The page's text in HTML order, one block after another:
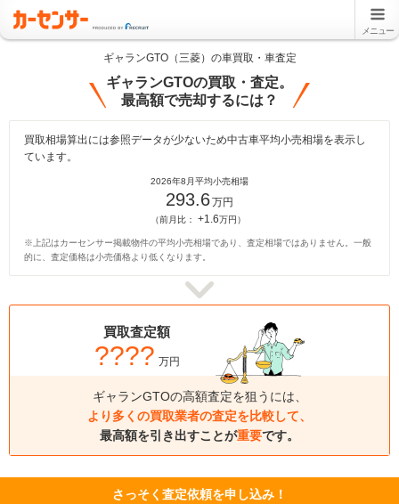
メニュー
ギャランGTO（三菱）の車買取・車査定
ギャランGTOの買取・査定。
最高額で売却するには？
買取相場算出には参照データが少ないため中古車平均小売相場を表示し
ています。
2026年8月平均小売相場
293.6万円
（前月比： +1.6万円）
※上記はカーセンサー掲載物件の平均小売相場であり、査定相場ではありません。一般
的に、査定価格は小売価格より低くなります。
買取査定額
???? 万円
ギャランGTOの高額査定を狙うには、
より多くの買取業者の査定を比較して、
最高額を引き出すことが重要です。
さっそく査定依頼を申し込み！